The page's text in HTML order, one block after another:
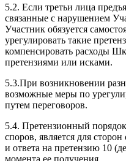
5.2. Если третьи лица
связанные с нарушением
Участник обязуется
урегулировать такие
компенсировать расходы
претензиями или исками.
5.3.При возникновении
возможные меры по
путем переговоров.
5.4. Претензионный
споров, является для
и ответа на претензию 10
момента ее получения.